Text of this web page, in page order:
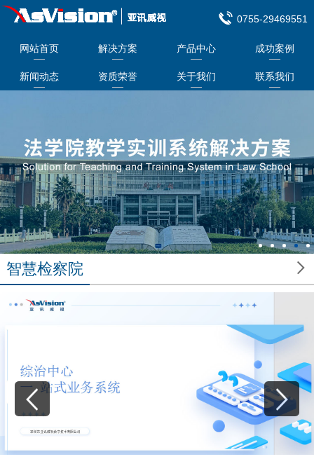
0755-29469551
网站首页 解决方案 产品中心 成功案例
新闻动态 资质荣誉 关于我们 联系我们

智慧检察院